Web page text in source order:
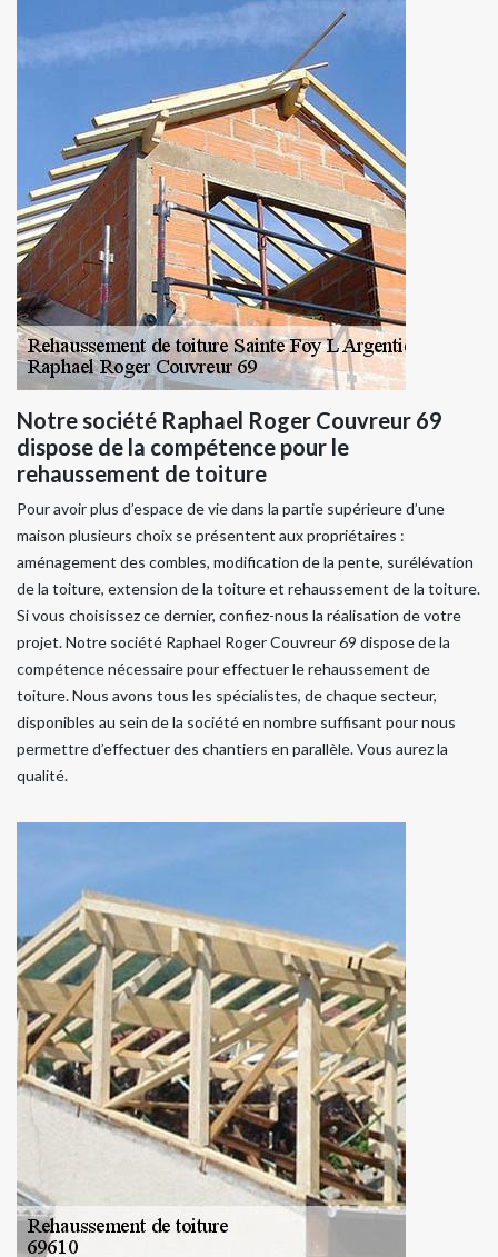
Notre société Raphael Roger Couvreur 69
dispose de la compétence pour le
rehaussement de toiture
Pour avoir plus d’espace de vie dans la partie supérieure d’une
maison plusieurs choix se présentent aux propriétaires :
aménagement des combles, modification de la pente, surélévation
de la toiture, extension de la toiture et rehaussement de la toiture.
Si vous choisissez ce dernier, confiez-nous la réalisation de votre
projet. Notre société Raphael Roger Couvreur 69 dispose de la
compétence nécessaire pour effectuer le rehaussement de
toiture. Nous avons tous les spécialistes, de chaque secteur,
disponibles au sein de la société en nombre suffisant pour nous
permettre d’effectuer des chantiers en parallèle. Vous aurez la
qualité.